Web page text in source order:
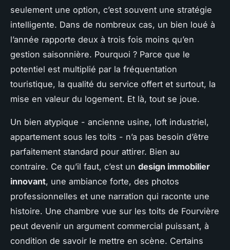
seulement une option, c’est souvent une stratégie
intelligente. Dans de nombreux cas, un bien loué à
l’année rapporte deux à trois fois moins qu’en
gestion saisonnière. Pourquoi ? Parce que le
potentiel est multiplié par la fréquentation
touristique, la qualité du service offert et surtout, la
mise en valeur du logement. Et là, tout se joue.
Un bien atypique - ancienne usine, loft industriel,
appartement sous les toits - n’a pas besoin d’être
parfaitement standard pour attirer. Bien au
contraire. Ce qu’il faut, c’est un design immobilier
innovant, une ambiance forte, des photos
professionnelles et une narration qui raconte une
histoire. Une chambre vue sur les toits de Fourvière
peut devenir un argument commercial puissant, à
condition de savoir le mettre en scène. Certains